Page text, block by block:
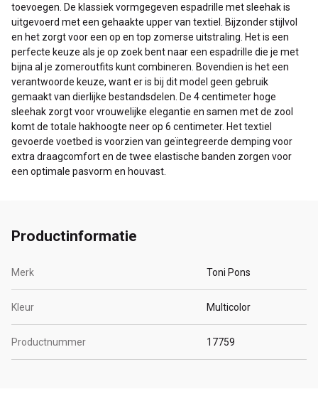
toevoegen. De klassiek vormgegeven espadrille met sleehak is
uitgevoerd met een gehaakte upper van textiel. Bijzonder stijlvol
en het zorgt voor een op en top zomerse uitstraling. Het is een
perfecte keuze als je op zoek bent naar een espadrille die je met
bijna al je zomeroutfits kunt combineren. Bovendien is het een
verantwoorde keuze, want er is bij dit model geen gebruik
gemaakt van dierlijke bestandsdelen. De 4 centimeter hoge
sleehak zorgt voor vrouwelijke elegantie en samen met de zool
komt de totale hakhoogte neer op 6 centimeter. Het textiel
gevoerde voetbed is voorzien van geïntegreerde demping voor
extra draagcomfort en de twee elastische banden zorgen voor
een optimale pasvorm en houvast.
Productinformatie
Merk Toni Pons
Kleur Multicolor
Productnummer 17759